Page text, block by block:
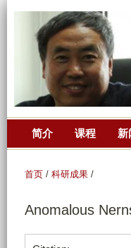
简介 课程 新
首页 / 科研成果 /
Anomalous